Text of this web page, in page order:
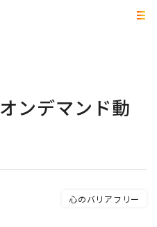
ンデマンド動
心のバリアフリー